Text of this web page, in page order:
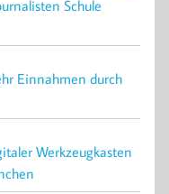
Schule
Einnahmen durch
Werkzeugkasten